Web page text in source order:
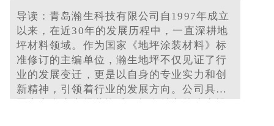
导读：青岛瀚生科技有限公司自1997年成立
以来，在近30年的发展历程中，一直深耕地
坪材料领域。作为国家《地坪涂装材料》标
准修订的主编单位，瀚生地坪不仅见证了行
业的发展变迁，更是以自身的专业实力和创
新精神，引领着行业的发展方向。公司具备